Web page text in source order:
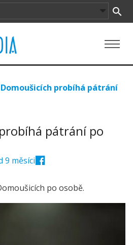
Domoušicích probíhá pátrání
pátrání po
9 měsíci
po osobě.